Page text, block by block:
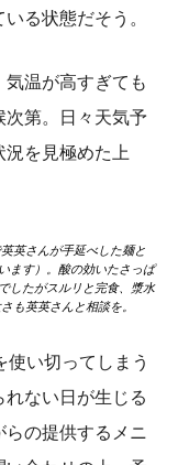
る状態だそう。
温が高すぎても
次第。日々天気予
を見極めた上
英さんが手延べした麺と
ます）。酸の効いたさっぱ
したがスルリと完食、漿水
も英英さんと相談を。
い切ってしまう
ない日が生じる
の提供するメニ